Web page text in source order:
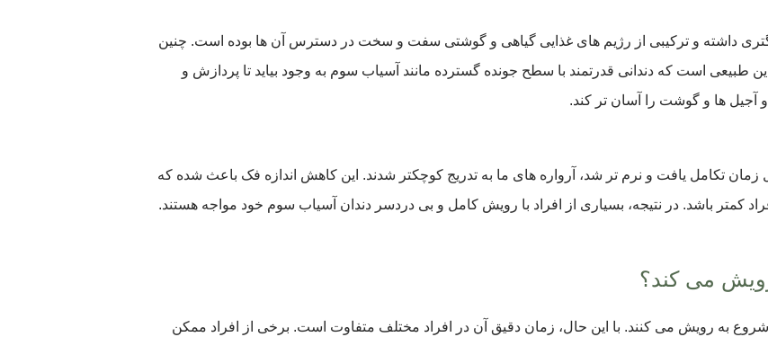
داشته و ترکیبی از رژیم های غذایی گیاهی و گوشتی سفت و سخت در دسترس آن ها بوده است. چنین
طبیعی است که دندانی قدرتمند با سطح جونده گسترده مانند آسیاب سوم به وجود بیاید تا پردازش و
آجیل ها و گوشت را آسان تر کند.
زمان تکامل یافت و نرم تر شد، آرواره های ما به تدریج کوچکتر شدند. این کاهش اندازه فک باعث شده که
کمتر باشد. در نتیجه، بسیاری از افراد با رویش کامل و بی دردسر دندان آسیاب سوم خود مواجه هستند.
می کند؟
سوم معمولاً بین 17 تا 25 سالگی شروع به رویش می کنند. با این حال، زمان دقیق آن در افراد مختلف متفاوت است. برخی از افراد ممکن